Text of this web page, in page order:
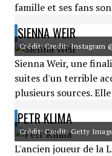
famille et ses fans
SIENNA WEIR
Crédit: Credit: Instagram
Sienna Weir, une
suites d'un terrible
plusieurs sources.
PETR KLIMA
Crédit: Credit: Getty
L'ancien joueur de la